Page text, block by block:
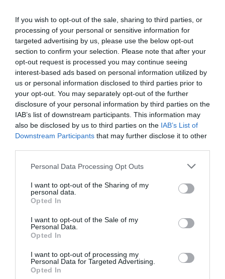
If you wish to opt-out of the sale, sharing to third parties, or
processing of your personal or sensitive information for
targeted advertising by us, please use the below opt-out
section to confirm your selection. Please note that after your
opt-out request is processed you may continue seeing
interest-based ads based on personal information utilized by
us or personal information disclosed to third parties prior to
your opt-out. You may separately opt-out of the further
disclosure of your personal information by third parties on the
IAB’s list of downstream participants. This information may
also be disclosed by us to third parties on the IAB’s List of
Downstream Participants that may further disclose it to other
Personal Data Processing Opt Outs
I want to opt-out of the Sharing of my
personal data.
Opted In
I want to opt-out of the Sale of my
Personal Data.
Opted In
I want to opt-out of processing my
Personal Data for Targeted Advertising.
Opted In
L'OPINIÓ
Col·legis professionals,
corporacions de servei
públic
27 de gener de 2016
JORDI FABRELLAS
Anterior 1 2 Següent